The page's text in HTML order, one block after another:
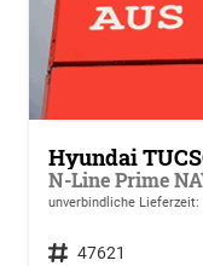
Hyundai
unverbindliche Lieferzeit:
Fahrzeugnr. 47621